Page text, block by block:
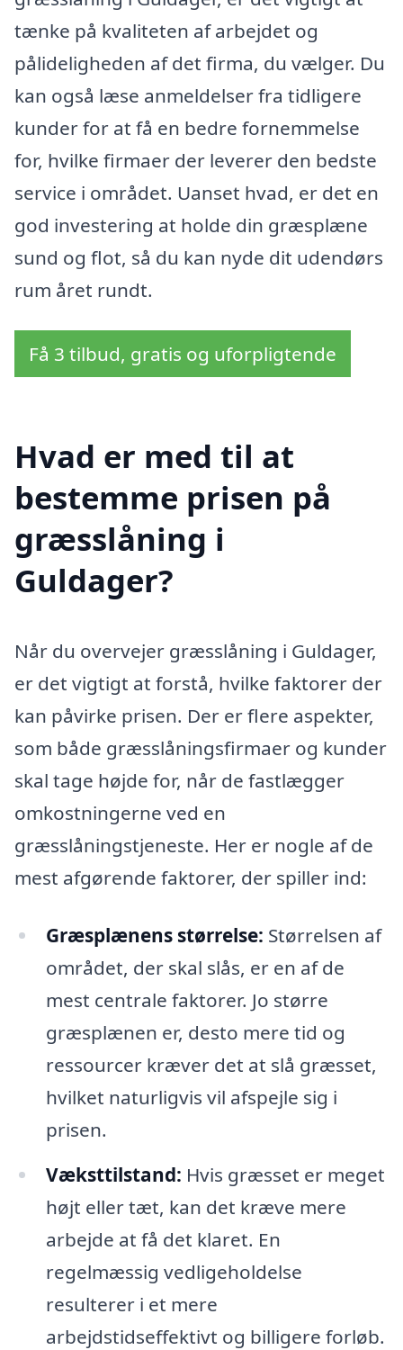
tænke på kvaliteten af arbejdet og
pålideligheden af det firma, du vælger. Du
kan også læse anmeldelser fra tidligere
kunder for at få en bedre fornemmelse
for, hvilke firmaer der leverer den bedste
service i området. Uanset hvad, er det en
god investering at holde din græsplæne
sund og flot, så du kan nyde dit udendørs
rum året rundt.
Få 3 tilbud, gratis og uforpligtende
Hvad er med til at
bestemme prisen på
græsslåning i
Guldager?
Når du overvejer græsslåning i Guldager,
er det vigtigt at forstå, hvilke faktorer der
kan påvirke prisen. Der er flere aspekter,
som både græsslåningsfirmaer og kunder
skal tage højde for, når de fastlægger
omkostningerne ved en
græsslåningstjeneste. Her er nogle af de
mest afgørende faktorer, der spiller ind:
Græsplænens størrelse: Størrelsen af
området, der skal slås, er en af de
mest centrale faktorer. Jo større
græsplænen er, desto mere tid og
ressourcer kræver det at slå græsset,
hvilket naturligvis vil afspejle sig i
prisen.
Væksttilstand: Hvis græsset er meget
højt eller tæt, kan det kræve mere
arbejde at få det klaret. En
regelmæssig vedligeholdelse
resulterer i et mere
arbejdstidseffektivt og billigere forløb.